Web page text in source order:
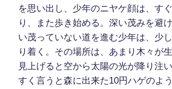
を思い出し、少年のニヤケ顔は、す
り、また歩き始める。深い茂みを避
い茂っていない道を進む少年は、少
り着く。その場所は、あまり木々が
見上げると空から太陽の光が降り注
すく言うと森に出来た10円ハゲのよ